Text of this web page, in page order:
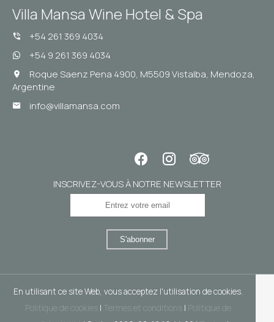
Villa Mansa Wine Hotel & Spa
+54 261 369 4034
+54 9 261 369 4034
Roque Saenz Pena 4900, M5509 Vistalba, Mendoza,
Argentine
info@villamansa.com
INSCRIVEZ-VOUS À NOTRE NEWSLETTER
S'abonner
En utilisant ce site Web, vous acceptez l'utilisation de cookies.
Politique de cookies| Termes et conditions| Politique de